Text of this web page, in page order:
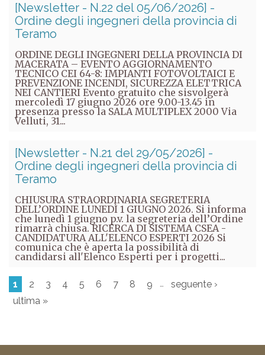
[Newsletter - N.22 del 05/06/2026] -
Ordine degli ingegneri della provincia di
Teramo
ORDINE DEGLI INGEGNERI DELLA PROVINCIA DI
MACERATA – EVENTO AGGIORNAMENTO
TECNICO CEI 64-8: IMPIANTI FOTOVOLTAICI E
PREVENZIONE INCENDI, SICUREZZA ELETTRICA
NEI CANTIERI Evento gratuito che sisvolgerà
mercoledì 17 giugno 2026 ore 9.00-13.45 in
presenza presso la SALA MULTIPLEX 2000 Via
Velluti, 31...
[Newsletter - N.21 del 29/05/2026] -
Ordine degli ingegneri della provincia di
Teramo
CHIUSURA STRAORDINARIA SEGRETERIA
DELL’ORDINE LUNEDÌ 1 GIUGNO 2026. Si informa
che lunedì 1 giugno p.v. la segreteria dell’Ordine
rimarrà chiusa. RICERCA DI SISTEMA CSEA -
CANDIDATURA ALL'ELENCO ESPERTI 2026 Si
comunica che è aperta la possibilità di
candidarsi all'Elenco Esperti per i progetti...
1 2 3 4 5 6 7 8 9 …
seguente ›
ultima »